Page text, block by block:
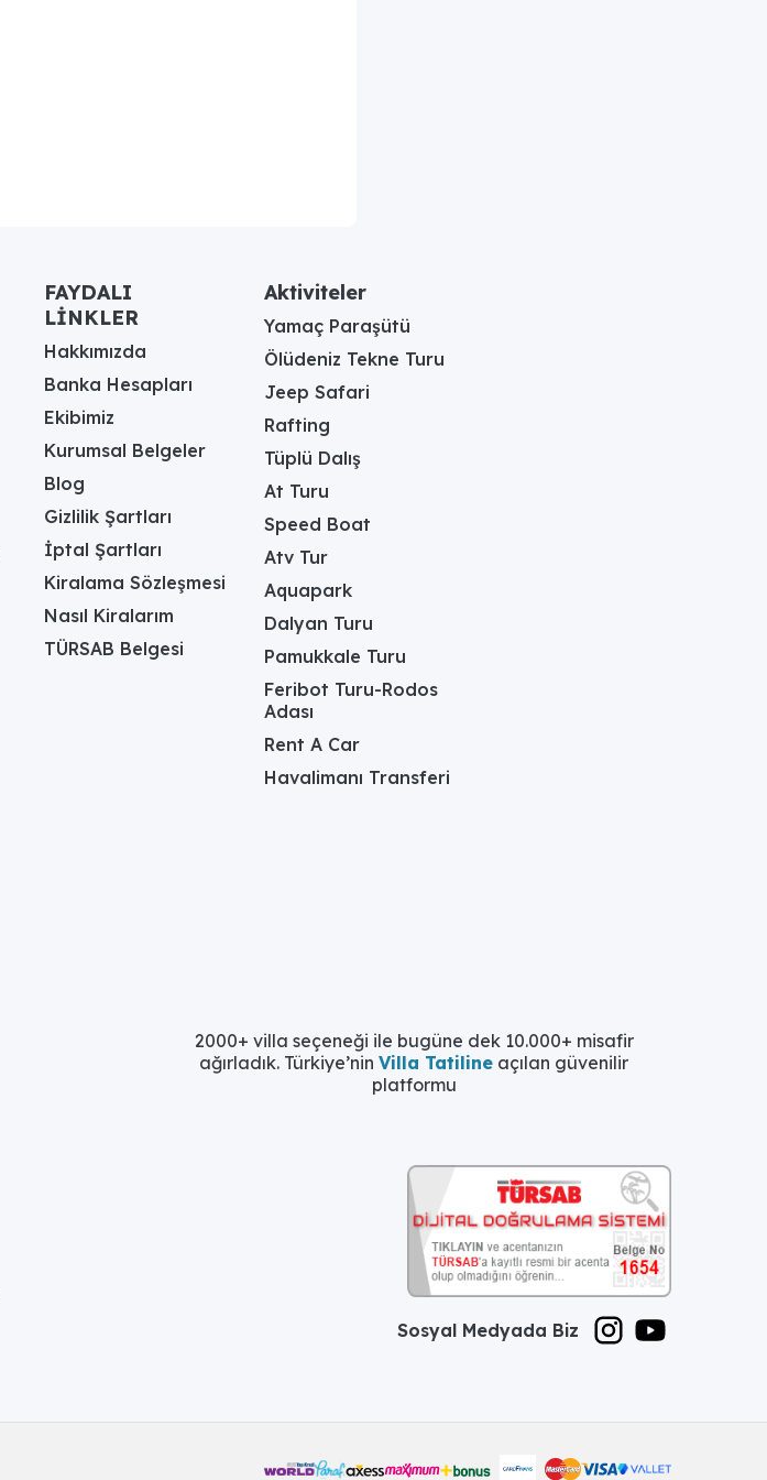
FAYDALI
LİNKLER
Hakkımızda
Banka Hesapları
Ekibimiz
Kurumsal Belgeler
Blog
Gizlilik Şartları
İptal Şartları
Kiralama Sözleşmesi
Nasıl Kiralarım
TÜRSAB Belgesi
Aktiviteler
Yamaç Paraşütü
Ölüdeniz Tekne Turu
Jeep Safari
Rafting
Tüplü Dalış
At Turu
Speed Boat
Atv Tur
Aquapark
Dalyan Turu
Pamukkale Turu
Feribot Turu-Rodos
Adası
Rent A Car
Havalimanı Transferi
2000+ villa seçeneği ile bugüne dek 10.000+ misafir
ağırladık. Türkiye’nin Villa Tatiline açılan güvenilir
platformu
Sosyal Medyada Biz